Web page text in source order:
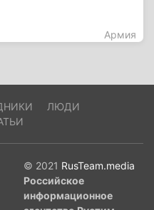
Армия
ЛЮДИ
© 2021 RusTeam.media
Российское
информационное